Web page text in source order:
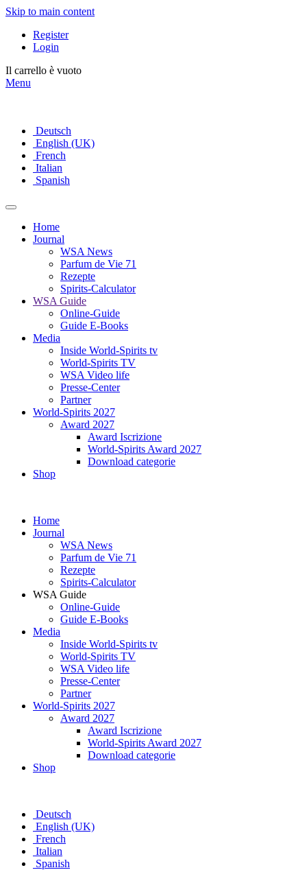
Skip to main content
Register
Login
Il carrello è vuoto
Menu
Deutsch
English (UK)
French
Italian
Spanish
Home
Journal
WSA News
Parfum de Vie 71
Rezepte
Spirits-Calculator
WSA Guide
Online-Guide
Guide E-Books
Media
Inside World-Spirits tv
World-Spirits TV
WSA Video life
Presse-Center
Partner
World-Spirits 2027
Award 2027
Award Iscrizione
World-Spirits Award 2027
Download categorie
Shop
Home
Journal
WSA News
Parfum de Vie 71
Rezepte
Spirits-Calculator
WSA Guide
Online-Guide
Guide E-Books
Media
Inside World-Spirits tv
World-Spirits TV
WSA Video life
Presse-Center
Partner
World-Spirits 2027
Award 2027
Award Iscrizione
World-Spirits Award 2027
Download categorie
Shop
Deutsch
English (UK)
French
Italian
Spanish